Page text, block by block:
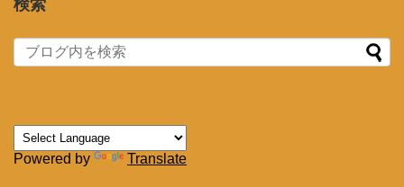
検索
Powered by Translate